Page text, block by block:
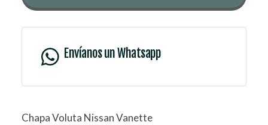
Envíanos un Whatsapp
Chapa Voluta Nissan Vanette